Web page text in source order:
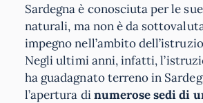
Sardegna è conosciuta per le
naturali, ma non è da
impegno nell’ambito
Negli ultimi anni, infatti,
ha guadagnato terreno in
l’apertura dinumerose sedi di